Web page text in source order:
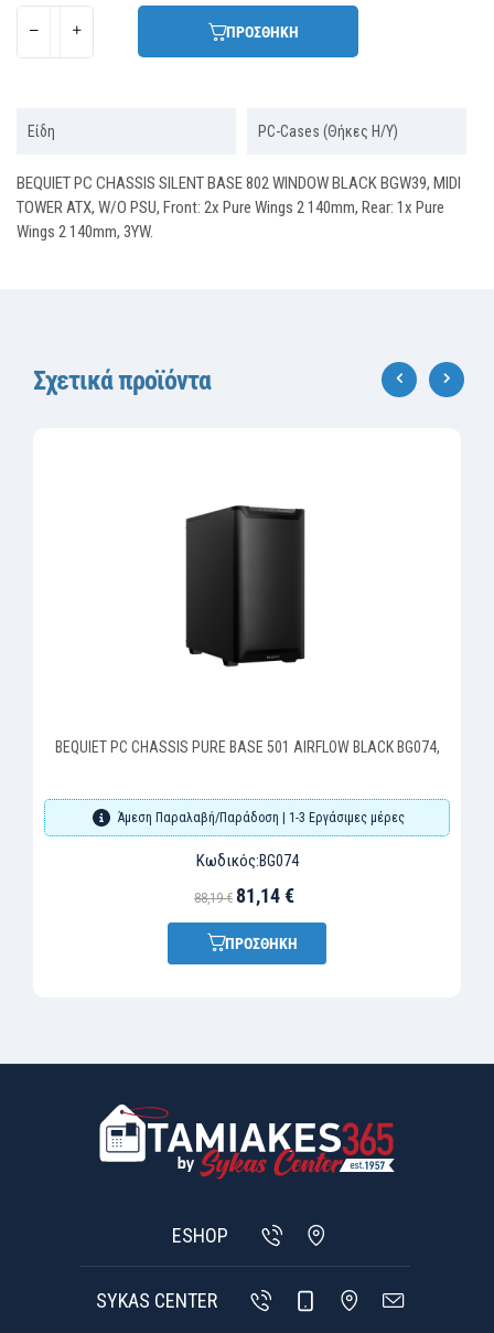
ΠΡΟΣΘΗΚΗ
Είδη PC-Cases (Θήκες Η/Υ)
BEQUIET PC CHASSIS SILENT BASE 802 WINDOW BLACK BGW39, MIDI
TOWER ATX, W/O PSU, Front: 2x Pure Wings 2 140mm, Rear: 1x Pure
Wings 2 140mm, 3YW.
Σχετικά προϊόντα
BEQUIET PC CHASSIS PURE BASE 501 AIRFLOW BLACK BG074,
Άμεση Παραλαβή/Παράδοση | 1-3 Εργάσιμες μέρες
Κωδικός:BG074
88,19 € 81,14 €
ΠΡΟΣΘΗΚΗ
ESHOP
SYKAS CENTER